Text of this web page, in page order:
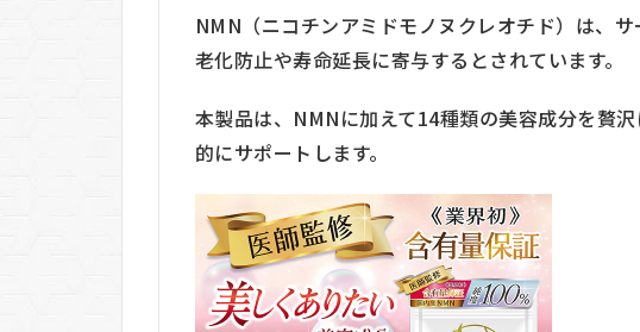
のメリッ
ト・デメ
6 NMN
15000
premium
をおすす
めする人
しない人
7 NMN
NMN（ニコチンアミドモノヌクレオチド）は、サ
老化防止や寿命延長に寄与するとされています。
本製品は、NMNに加えて14種類の美容成分を贅
的にサポートします。